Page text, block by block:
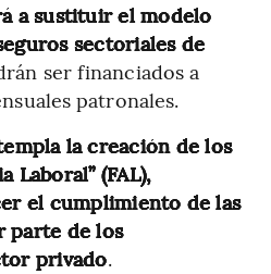
a sustituir el modelo
sectoriales de
ser financiados a
patronales.
la creación de los
Laboral” (FAL),
el cumplimiento de las
parte de los
privado.